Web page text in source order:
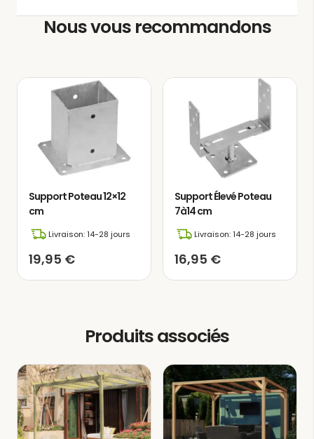
Lapergola bois adossée VERSAILLES
touche distinctive et exclusive à votre
jardin, créant un espace dédié pour
vivre et profiter. Vous pourrez y
partager des repas chaleureux avec la
famille et les amis, pleins de joie, ainsi
que des moments de détente et de
confort parfaits pour savourer la
lecture dans un environnement serein
et paisible.
Nous vous recommandons
Support Poteau 12×12
cm
Livraison: 14-28 jours
19,95 €
Support Élevé Poteau
7à14 cm
Livraison: 14-28 jours
16,95 €
Produits associés